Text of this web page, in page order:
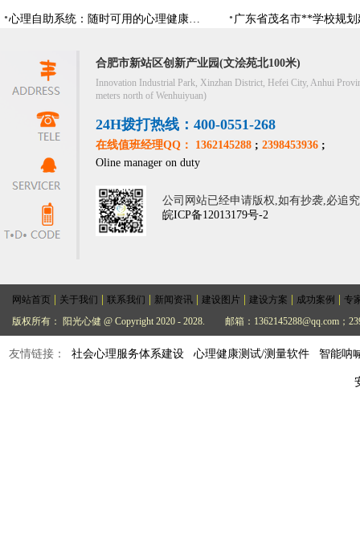
心理自助系统：随时可用的心理健康自助服务平台
合肥市新站区创新产业园(文浍苑北100米)
Innovation Industrial Park, Xinzhan District, Hefei City, Anhui
meters north of Wenhuiyuan)
24H拨打热线：400-0551-268
在线值班经理QQ： 1362145288 ; 2398453936 ;
Oline manager on duty
公司网站已经申请版权,如有抄袭,必追
皖ICP备12013179号-2
网站首页 关于我们 联系我们 新闻资讯 建设图片 建设方案 成功案例
专
版权所有： 阳光心健 @ Copyright 2020 - 2028.
邮箱：1362145288@qq.com；
友情链接： 社会心理服务体系建设 心理健康测试/测量软件 智能呐